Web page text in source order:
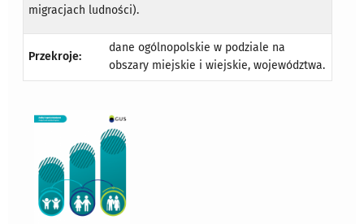
migracjach ludności).
Przekroje:
dane ogólnopolskie w podziale na
obszary miejskie i wiejskie, województwa.